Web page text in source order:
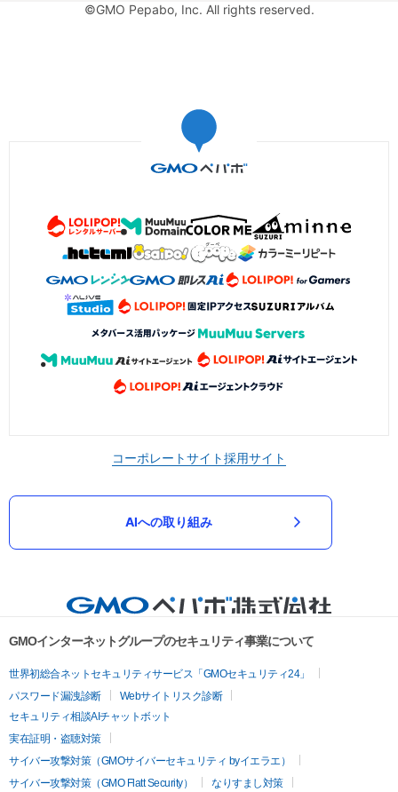
©GMO Pepabo, Inc. All rights reserved.
コーポレートサイト採用サイト
AIへの取り組み
GMOインターネットグループのセキュリティ事業について
世界初総合ネットセキュリティサービス「GMOセキュリティ24」
パスワード漏洩診断
Webサイトリスク診断
セキュリティ相談AIチャットボット
実在証明・盗聴対策
サイバー攻撃対策（GMOサイバーセキュリティ byイエラエ）
サイバー攻撃対策（GMO Flatt Security）
なりすまし対策